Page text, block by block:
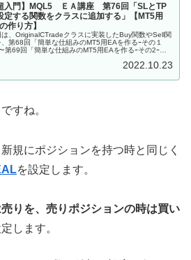
入門】MQL5 ＥＡ講座 第76回「SLとTP
定する関数をクラスに追加する」【MT5用
作り方】
は、OriginalCTradeクラスに実装したBuy関数やSell関
、第68回「簡単な仕組みのMT5用EAを作るｰその１
第69回「簡単な仕組みのMT5用EAを作るｰその2ｰ」
2022.10.23
すね。
規にポジションを持つ時と同じく
を設定します。
りを、売りポジションの時は買い
します。